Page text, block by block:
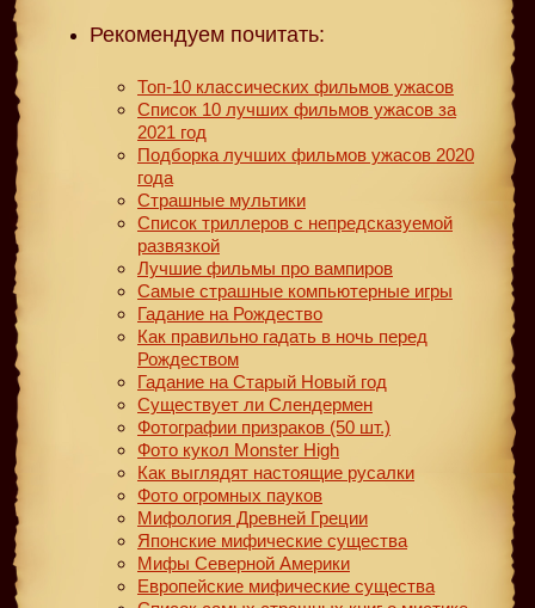
Рекомендуем почитать:
Топ-10 классических фильмов ужасов
Список 10 лучших фильмов ужасов за
2021 год
Подборка лучших фильмов ужасов 2020
года
Страшные мультики
Список триллеров с непредсказуемой
развязкой
Лучшие фильмы про вампиров
Самые страшные компьютерные игры
Гадание на Рождество
Как правильно гадать в ночь перед
Рождеством
Гадание на Старый Новый год
Существует ли Слендермен
Фотографии призраков (50 шт.)
Фото кукол Monster High
Как выглядят настоящие русалки
Фото огромных пауков
Мифология Древней Греции
Японские мифические существа
Мифы Северной Америки
Европейские мифические существа